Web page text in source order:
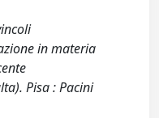
in materia
Pisa : Pacini